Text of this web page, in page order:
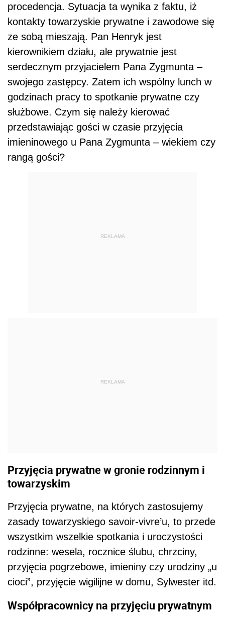
procedencja. Sytuacja ta wynika z faktu, iż
kontakty towarzyskie prywatne i zawodowe się
ze sobą mieszają. Pan Henryk jest
kierownikiem działu, ale prywatnie jest
serdecznym przyjacielem Pana Zygmunta –
swojego zastępcy. Zatem ich wspólny lunch w
godzinach pracy to spotkanie prywatne czy
służbowe. Czym się należy kierować
przedstawiając gości w czasie przyjęcia
imieninowego u Pana Zygmunta – wiekiem czy
rangą gości?
REKLAMA
REKLAMA
Przyjęcia prywatne w gronie rodzinnym i
towarzyskim
Przyjęcia prywatne, na których zastosujemy
zasady towarzyskiego savoir-vivre’u, to przede
wszystkim wszelkie spotkania i uroczystości
rodzinne: wesela, rocznice ślubu, chrzciny,
przyjęcia pogrzebowe, imieniny czy urodziny „u
cioci”, przyjęcie wigilijne w domu, Sylwester itd.
Współpracownicy na przyjęciu prywatnym